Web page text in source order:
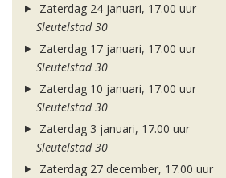
Zaterdag 24 januari, 17.00 uur
Sleutelstad 30
Zaterdag 17 januari, 17.00 uur
Sleutelstad 30
Zaterdag 10 januari, 17.00 uur
Sleutelstad 30
Zaterdag 3 januari, 17.00 uur
Sleutelstad 30
Zaterdag 27 december, 17.00 uur